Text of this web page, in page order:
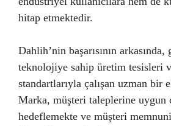
hitap etmektedir.
Dahlih’nin başarısının arkasında,
teknolojiye sahip üretim tesisleri
standartlarıyla çalışan uzman bir
Marka, müşteri taleplerine uygun
hedeflemekte ve müşteri